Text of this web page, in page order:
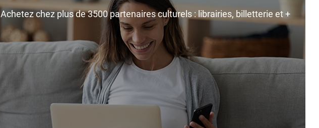
Achetez chez plus de 3500 partenaires culturels : librairies, billetterie et +